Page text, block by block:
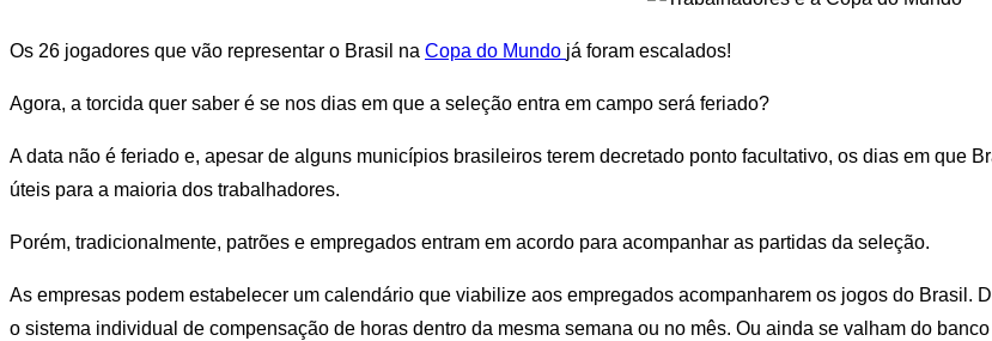
Os 26 jogadores que vão representar o Brasil na Copa do Mundo já foram escalados!
Agora, a torcida quer saber é se nos dias em que a seleção entra em campo será feriado?
A data não é feriado e, apesar de alguns municípios brasileiros terem decretado ponto facultativo, os dias em que
úteis para a maioria dos trabalhadores.
Porém, tradicionalmente, patrões e empregados entram em acordo para acompanhar as partidas da seleção.
As empresas podem estabelecer um calendário que viabilize aos empregados acompanharem os jogos do Brasil.
o sistema individual de compensação de horas dentro da mesma semana ou no mês. Ou ainda se valham do